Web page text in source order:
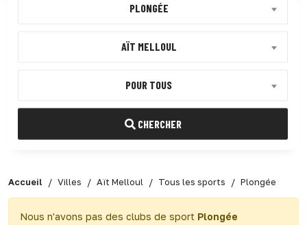
PLONGÉE
AÏT MELLOUL
POUR TOUS
CHERCHER
Accueil Villes Aït Melloul Tous les sports Plongée
Nous n'avons pas des clubs de sport Plongée